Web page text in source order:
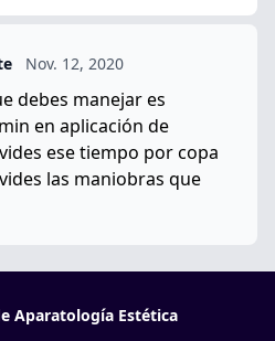
Nov. 12, 2020
debes manejar es
en aplicación de
ese tiempo por copa
las maniobras que
Aparatología Estética